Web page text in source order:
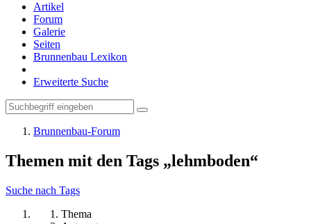
Artikel
Forum
Galerie
Seiten
Brunnenbau Lexikon
Erweiterte Suche
Brunnenbau-Forum
Themen mit den Tags „lehmboden“
Suche nach Tags
Thema